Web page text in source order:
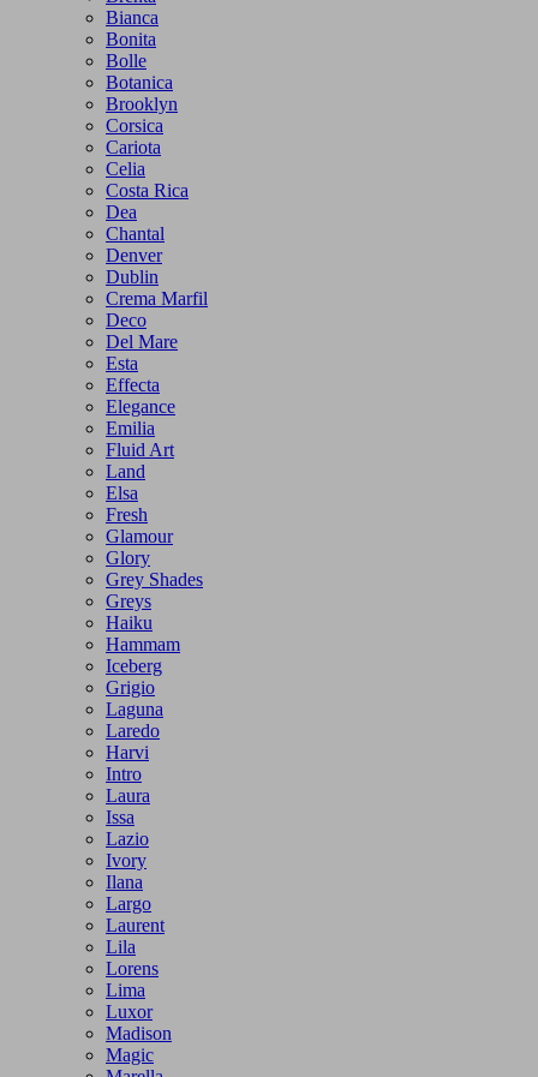
Bianca
Bonita
Bolle
Botanica
Brooklyn
Corsica
Cariota
Celia
Costa Rica
Dea
Chantal
Denver
Dublin
Crema Marfil
Deco
Del Mare
Esta
Effecta
Elegance
Emilia
Fluid Art
Land
Elsa
Fresh
Glamour
Glory
Grey Shades
Greys
Haiku
Hammam
Iceberg
Grigio
Laguna
Laredo
Harvi
Intro
Laura
Issa
Lazio
Ivory
Ilana
Largo
Laurent
Lila
Lorens
Lima
Luxor
Madison
Magic